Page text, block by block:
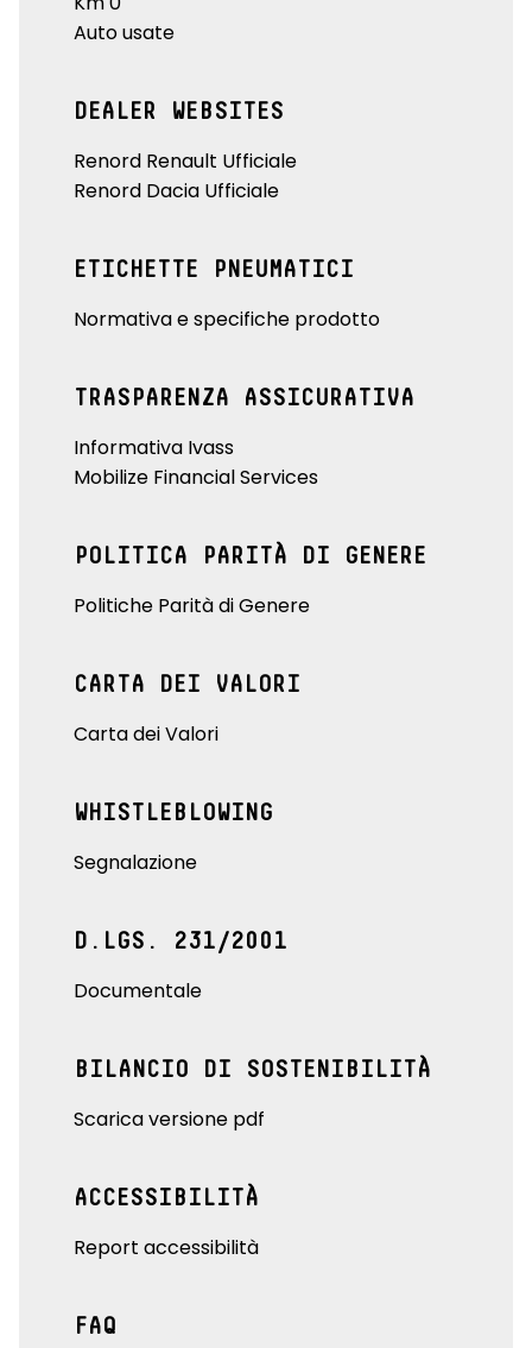
Auto usate
DEALER WEBSITES
Renord Renault Ufficiale
Renord Dacia Ufficiale
ETICHETTE PNEUMATICI
Normativa e specifiche prodotto
TRASPARENZA ASSICURATIVA
Informativa Ivass
Mobilize Financial Services
POLITICA PARITÀ DI GENERE
Politiche Parità di Genere
CARTA DEI VALORI
Carta dei Valori
WHISTLEBLOWING
Segnalazione
D.LGS. 231/2001
Documentale
BILANCIO DI SOSTENIBILITÀ
Scarica versione pdf
ACCESSIBILITÀ
Report accessibilità
FAQ